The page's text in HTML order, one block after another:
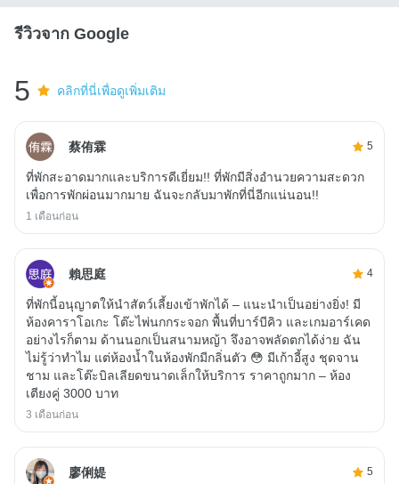
รีวิวจาก Google
5 คลิกที่นี่เพื่อดูเพิ่มเติม
蔡侑霖 5
ที่พักสะอาดมากและบริการดีเยี่ยม!! ที่พักมีสิ่งอำนวยความสะดวก
เพื่อการพักผ่อนมากมาย ฉันจะกลับมาพักที่นี่อีกแน่นอน!!
1 เดือนก่อน
賴思庭 4
ที่พักนี้อนุญาตให้นำสัตว์เลี้ยงเข้าพักได้ – แนะนำเป็นอย่างยิ่ง! มี
ห้องคาราโอเกะ โต๊ะไพ่นกกระจอก พื้นที่บาร์บีคิว และเกมอาร์เคด
อย่างไรก็ตาม ด้านนอกเป็นสนามหญ้า จึงอาจพลัดตกได้ง่าย ฉัน
ไม่รู้ว่าทำไม แต่ห้องน้ำในห้องพักมีกลิ่นตัว 😳 มีเก้าอี้สูง ชุดจาน
ชาม และโต๊ะบิลเลียดขนาดเล็กให้บริการ ราคาถูกมาก – ห้อง
เตียงคู่ 3000 บาท
3 เดือนก่อน
廖俐媞 5